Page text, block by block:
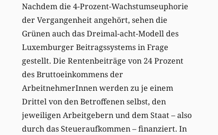
Nachdem die 4-Prozent-Wachstumseuphorie
der Vergangenheit angehört, sehen die
Grünen auch das Dreimal-acht-Modell des
Luxemburger Beitragssystems in Frage
gestellt. Die Rentenbeiträge von 24 Prozent
des Bruttoeinkommens der
ArbeitnehmerInnen werden zu je einem
Drittel von den Betroffenen selbst, den
jeweiligen Arbeitgebern und dem Staat – also
durch das Steueraufkommen – finanziert. In